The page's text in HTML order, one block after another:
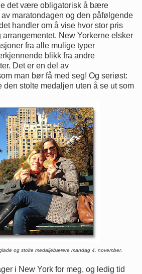
det være obligatorisk å bære
maratondagen og den påfølgende
handler om å vise hvor stor pris
arrangementet. New Yorkerne elsker
fra alle mulige typer
blikk fra andre
Det er en del av
man bør få med seg! Og seriøst:
stolte medaljen uten å se ut som
og stolte medaljebærere mandag 4. november.
i New York for meg, og ledig tid